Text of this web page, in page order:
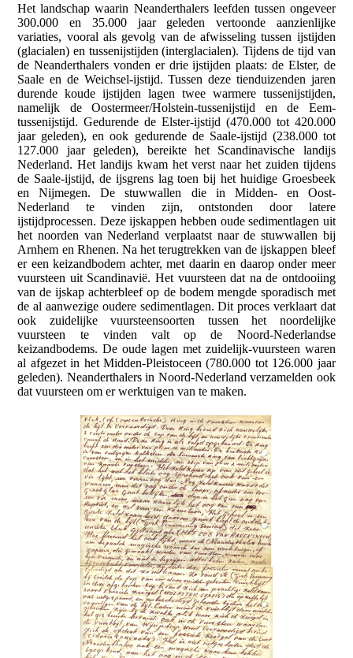
Het landschap waarin Neanderthalers leefden tussen ongeveer
300.000 en 35.000 jaar geleden vertoonde aanzienlijke
variaties, vooral als gevolg van de afwisseling tussen ijstijden
(glacialen) en tussenijstijden (interglacialen). Tijdens de tijd van
de Neanderthalers vonden er drie ijstijden plaats: de Elster, de
Saale en de Weichsel-ijstijd. Tussen deze tienduizenden jaren
durende koude ijstijden lagen twee warmere tussenijstijden,
namelijk de Oostermeer/Holstein-tussenijstijd en de Eem-
tussenijstijd. Gedurende de Elster-ijstijd (470.000 tot 420.000
jaar geleden), en ook gedurende de Saale-ijstijd (238.000 tot
127.000 jaar geleden), bereikte het Scandinavische landijs
Nederland. Het landijs kwam het verst naar het zuiden tijdens
de Saale-ijstijd, de ijsgrens lag toen bij het huidige Groesbeek
en Nijmegen. De stuwwallen die in Midden- en Oost-
Nederland te vinden zijn, ontstonden door latere
ijstijdprocessen. Deze ijskappen hebben oude sedimentlagen uit
het noorden van Nederland verplaatst naar de stuwwallen bij
Arnhem en Rhenen. Na het terugtrekken van de ijskappen bleef
er een keizandbodem achter, met daarin en daarop onder meer
vuursteen uit Scandinavië. Het vuursteen dat na de ontdooiing
van de ijskap achterbleef op de bodem mengde sporadisch met
de al aanwezige oudere sedimentlagen. Dit proces verklaart dat
ook zuidelijke vuursteensoorten tussen het noordelijke
vuursteen te vinden valt op de Noord-Nederlandse
keizandbodems. De oude lagen met zuidelijk-vuursteen waren
al afgezet in het Midden-Pleistoceen (780.000 tot 126.000 jaar
geleden). Neanderthalers in Noord-Nederland verzamelden ook
dat vuursteen om er werktuigen van te maken.